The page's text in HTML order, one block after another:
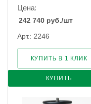
Цена:
242 740 руб./шт
Арт.: 2246
КУПИТЬ
КУПИТЬ В 1 КЛИК